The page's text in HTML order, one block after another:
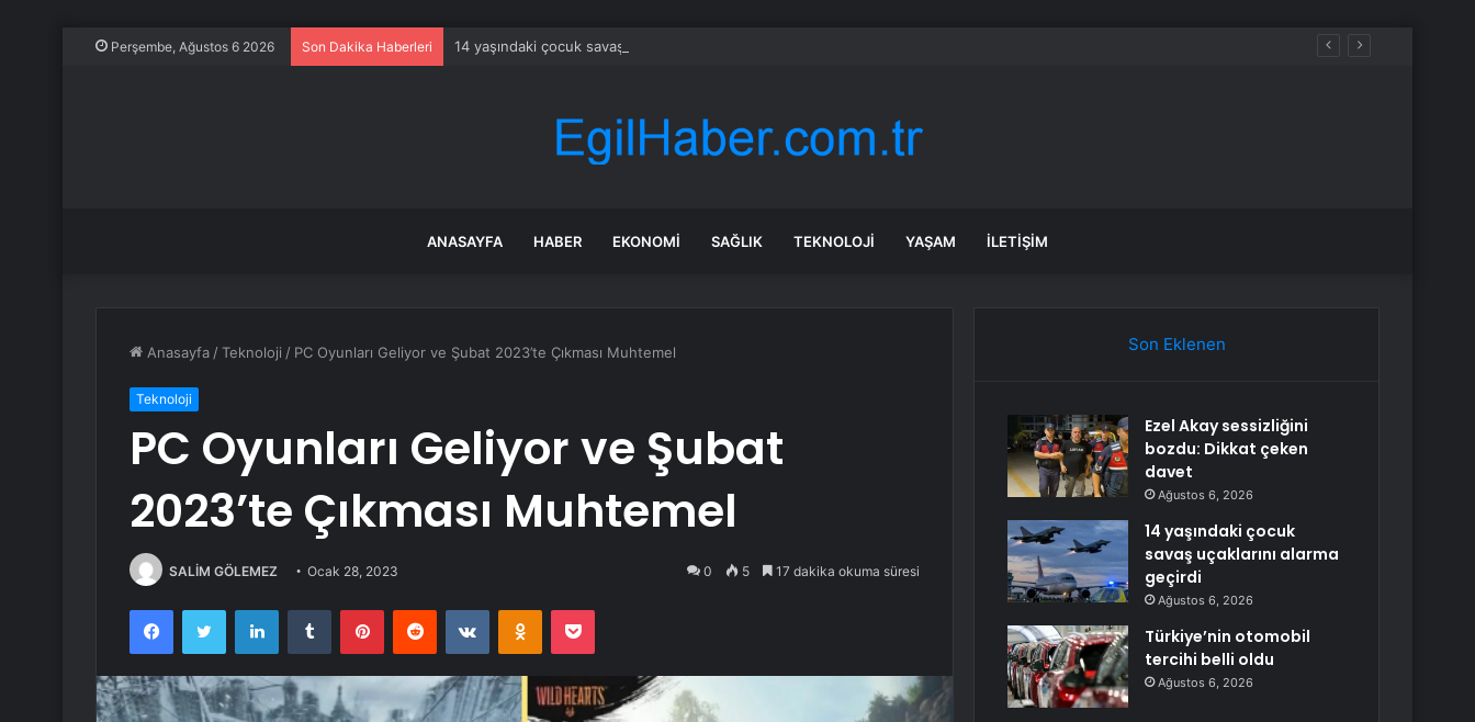
Perşembe, Ağustos 6 2026 Son Dakika Haberleri 14 yaşındaki çocuk savaş uçaklarını alarma geçirdi
ANASAYFA HABER EKONOMI SAĞLIK TEKNOLOJI YAŞAM İLETIŞIM
Anasayfa /Teknoloji / PC Oyunları Geliyor ve Şubat 2023’te Çıkması Muhtemel
Teknoloji
PC Oyunları Geliyor ve Şubat
2023’te Çıkması Muhtemel
SALİM GÖLEMEZ Ocak 28, 2023 0 5 17 dakika okuma süresi
FacebookTwitter LinkedInTumblr PinterestReddit VKontakteOdnoklassniki
Pocket
Son Eklenen
Ezel Akay sessizliğini
bozdu: Dikkat çeken
davet
Ağustos 6, 2026
14 yaşındaki çocuk
savaş uçaklarını alarma
geçirdi
Ağustos 6, 2026
Türkiye’nin otomobil
tercihi belli oldu
Ağustos 6, 2026